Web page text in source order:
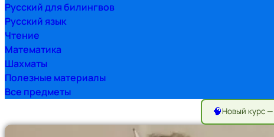
Русский для билингвов
Русский язык
Чтение
Математика
Шахматы
Полезные материалы
Все предметы
🧠Новый курс —